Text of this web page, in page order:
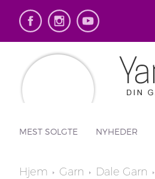
MEST SOLGTE NYHEDER
Hjem Garn Dale Garn